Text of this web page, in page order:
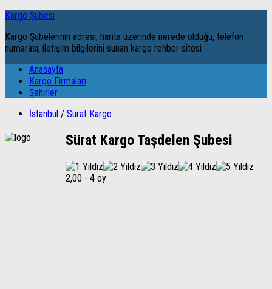
Kargo Şubesi
Kargo Şubelerinin adresi, harita üzerinde nerede olduğu, telefon
numarası, iletişim bilgilerini sunan kargo rehber sitesi
Anasayfa
Kargo Firmaları
Şehirler
İstanbul / Sürat Kargo
Sürat Kargo Taşdelen Şubesi
2,00 - 4 oy